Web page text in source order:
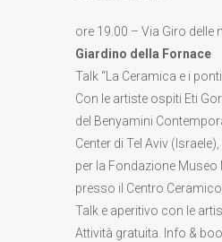
ore 19.00 – Via Giro delle
Giardino della Fornace
Talk “La Ceramica e i ponti
Con le artiste ospiti Eti
del Benyamini
Center di Tel Aviv
per la Fondazione Museo
presso il Centro
Talk e aperitivo con le
Attività gratuita. Info &